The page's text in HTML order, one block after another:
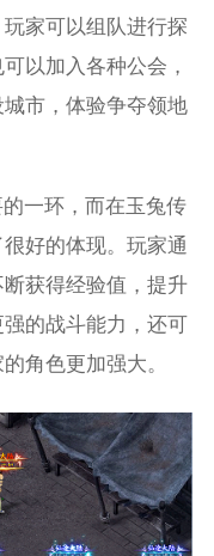
家可以组队进行探
以加入各种公会，
市，体验争夺领地
一环，而在玉兔传
好的体现。玩家通
获得经验值，提升
的战斗能力，还可
角色更加强大。